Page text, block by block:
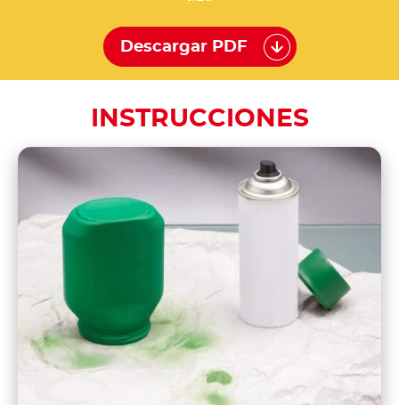
Descargar PDF
INSTRUCCIONES